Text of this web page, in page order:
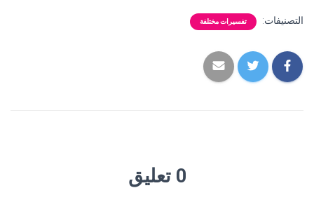
التصنيفات: تفسيرات مختلفة
0 تعليق